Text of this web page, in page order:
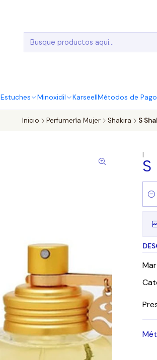
Estuches Minoxidil KarseellMétodos de
Inicio Perfumería Mujer Shakira S
|
S